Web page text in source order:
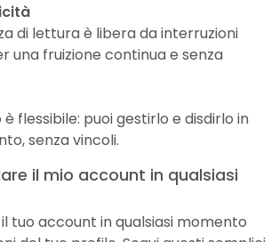
di lettura è libera da interruzioni
una fruizione continua e senza
flessibile: puoi gestirlo e disdirlo in
senza vincoli.
il mio account in qualsiasi
tuo account in qualsiasi momento